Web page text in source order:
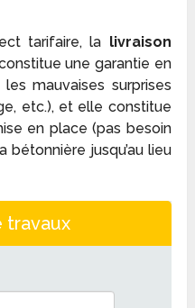
tarifaire, la livraison
une garantie en
mauvaises surprises
etc.), et elle constitue
en place (pas besoin
jusqu’au lieu
travaux